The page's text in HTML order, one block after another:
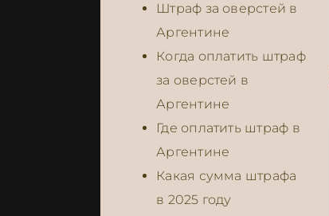
Штраф за оверстей в
Аргентине
Когда оплатить штраф
за оверстей в
Аргентине
Где оплатить штраф в
Аргентине
Какая сумма штрафа
в 2025 году